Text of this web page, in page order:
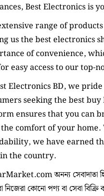
Best Electronics is
range of
us the best electronics
of convenience,
easy access to our top-
Electronics BD, we
seeking the best
ensures that you can
comfort of your
we have earned
the country.
অনন্য সেবাদাতা
নিজেরা কোনো পণ্য বা সেবা বিক্রি